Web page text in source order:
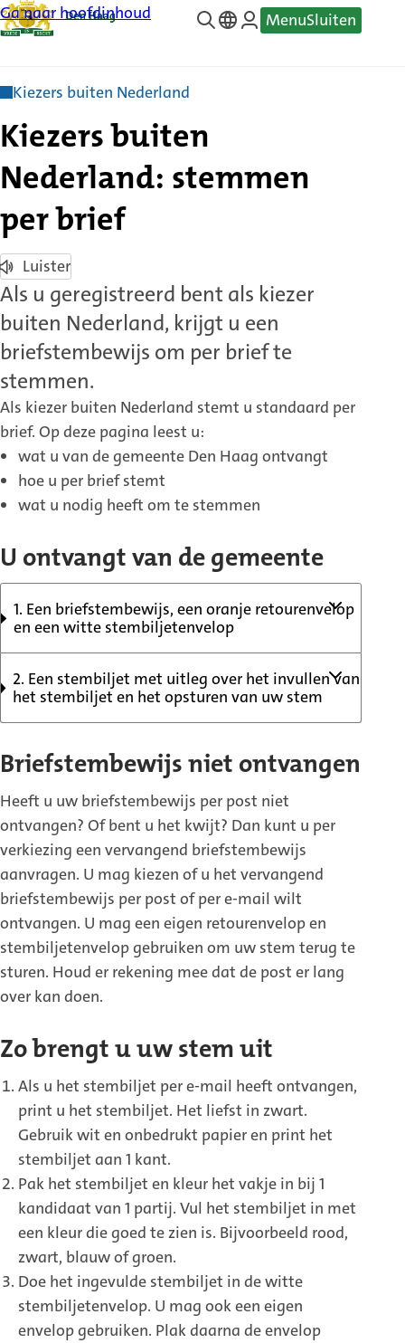
Ga naar hoofdinhoud
—
MenuSluiten
Kiezers buiten Nederland
Kiezers buiten
Nederland: stemmen
per brief
Luister
Als u geregistreerd bent als kiezer
buiten Nederland, krijgt u een
briefstembewijs om per brief te
stemmen.
Als kiezer buiten Nederland stemt u standaard per
brief. Op deze pagina leest u:
wat u van de gemeente Den Haag ontvangt
hoe u per brief stemt
wat u nodig heeft om te stemmen
U ontvangt van de gemeente
1. Een briefstembewijs, een oranje retourenvelop
en een witte stembiljetenvelop
2. Een stembiljet met uitleg over het invullen van
het stembiljet en het opsturen van uw stem
Briefstembewijs niet ontvangen
Heeft u uw briefstembewijs per post niet
ontvangen? Of bent u het kwijt? Dan kunt u per
verkiezing een vervangend briefstembewijs
aanvragen. U mag kiezen of u het vervangend
briefstembewijs per post of per e-mail wilt
ontvangen. U mag een eigen retourenvelop en
stembiljetenvelop gebruiken om uw stem terug te
sturen. Houd er rekening mee dat de post er lang
over kan doen.
Zo brengt u uw stem uit
Als u het stembiljet per e-mail heeft ontvangen,
print u het stembiljet. Het liefst in zwart.
Gebruik wit en onbedrukt papier en print het
stembiljet aan 1 kant.
Pak het stembiljet en kleur het vakje in bij 1
kandidaat van 1 partij. Vul het stembiljet in met
een kleur die goed te zien is. Bijvoorbeeld rood,
zwart, blauw of groen.
Doe het ingevulde stembiljet in de witte
stembiljetenvelop. U mag ook een eigen
envelop gebruiken. Plak daarna de envelop